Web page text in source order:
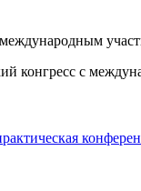
конгресс с